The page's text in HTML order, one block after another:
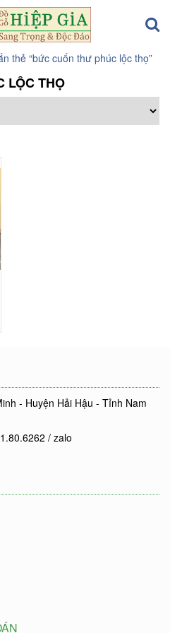
thẻ “bức cuốn thư phúc lộc thọ”
LỘC THỌ
- Huyện Hải Hậu - Tỉnh Nam
/ zalo